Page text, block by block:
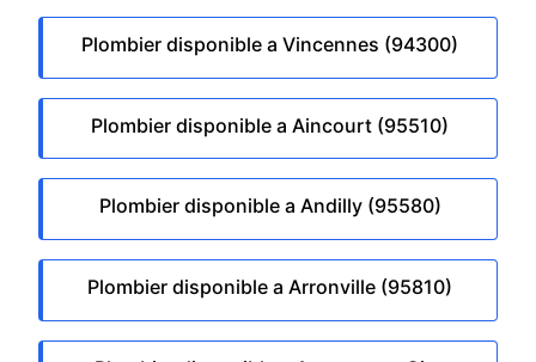
Plombier disponible a Vincennes (94300)
Plombier disponible a Aincourt (95510)
Plombier disponible a Andilly (95580)
Plombier disponible a Arronville (95810)